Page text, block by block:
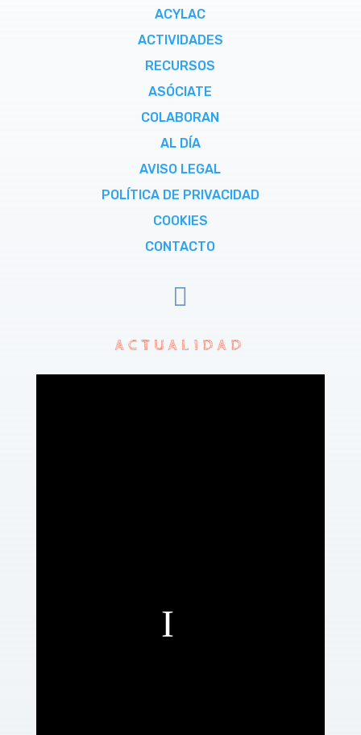
ACYLAC
ACTIVIDADES
RECURSOS
ASÓCIATE
COLABORAN
AL DÍA
AVISO LEGAL
POLÍTICA DE PRIVACIDAD
COOKIES
CONTACTO

ACTUALIDAD